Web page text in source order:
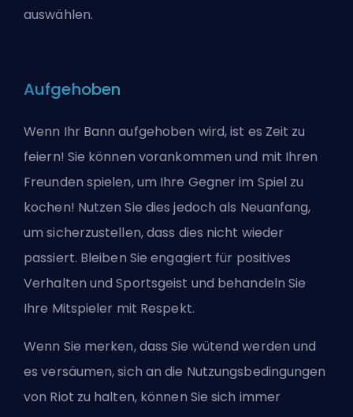
auswählen.
Aufgehoben
Wenn Ihr Bann aufgehoben wird, ist es Zeit zu
feiern! Sie können vorankommen und mit Ihren
Freunden spielen, um Ihre Gegner im Spiel zu
kochen! Nutzen Sie dies jedoch als Neuanfang,
um sicherzustellen, dass dies nicht wieder
passiert. Bleiben Sie engagiert für positives
Verhalten und Sportsgeist und behandeln Sie
Ihre Mitspieler mit Respekt.
Wenn Sie merken, dass Sie wütend werden und
es versäumen, sich an die Nutzungsbedingungen
von Riot zu halten, können Sie sich immer